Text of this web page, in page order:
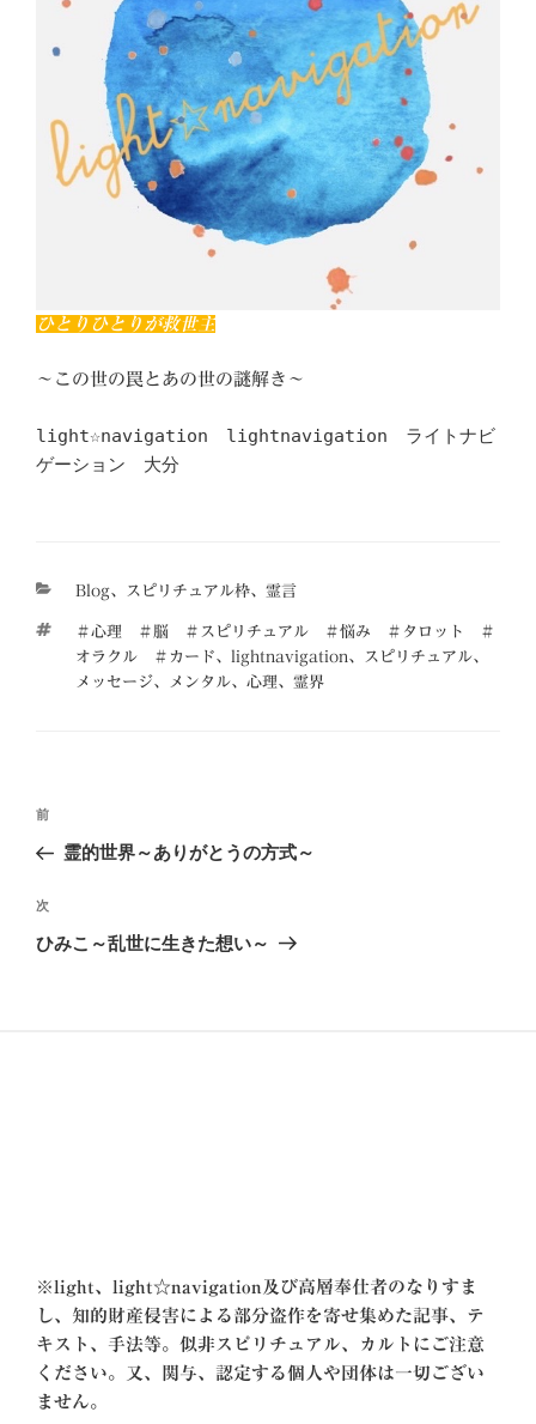
ひとりひとりが救世主
～この世の罠とあの世の謎解き～
light☆navigation lightnavigation ライトナビ
ゲーション 大分
カ
ゴ
リ
ー
Blog、 スピリチュアル枠、 霊言
タ
グ
＃心理 ＃脳 ＃スピリチュアル ＃悩み ＃タロット ＃
オラクル ＃カード、 lightnavigation、 スピリチュアル、
メッセージ、 メンタル、 心理、 霊界
投
ビ
ゲ
前
の
稿
前
霊的世界～ありがとうの方式～
次
の
次
ひみこ～乱世に生きた想い～
※light、light☆navigation及び高層奉仕者のなりすま
し、知的財産侵害による部分盗作を寄せ集めた記事、テ
キスト、手法等。似非スピリチュアル、カルトにご注意
ください。又、関与、認定する個人や団体は一切ござい
ません。